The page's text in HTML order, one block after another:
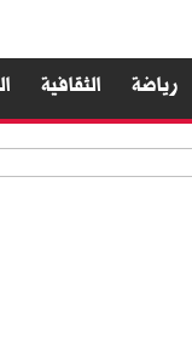
رياضة الثقافية